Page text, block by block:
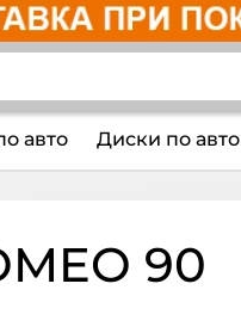
авто Диски по авто
90